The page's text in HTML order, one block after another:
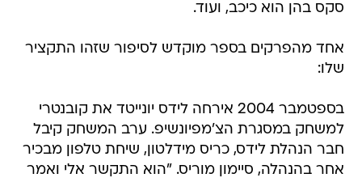
סקס בהן הוא כיכב, ועוד.
אחד מהפרקים בספר מוקדש לסיפור שזהו התקציר
שלו:
בספטמבר 2004 אירחה לידס יונייטד את קובנטרי
למשחק במסגרת הצ'מפיונשיפ. ערב המשחק קיבל
חבר הנהלת לידס, כריס מידלטון, שיחת טלפון מבכיר
אחר בהנהלה, סיימון מוריס. "הוא התקשר אלי ואמר